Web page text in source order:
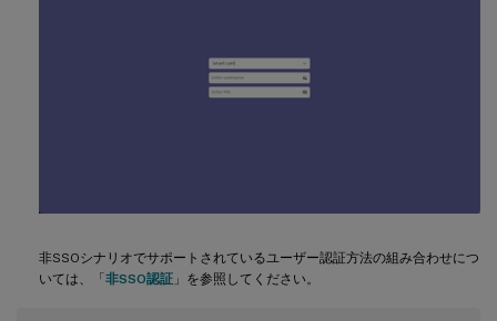
非SSOシナリオでサポートされているユーザー認証方法の組み合わせにつ
いては、「 非SSO認証 」を参照してください。